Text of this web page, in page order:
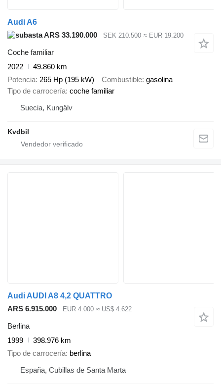
Audi A6
ARS 33.190.000
SEK 210.500 ≈ EUR 19.200
Coche familiar
2022
49.860 km
Potencia 265 Hp (195 kW) Combustible gasolina
Tipo de carrocería coche familiar
Suecia, Kungälv
Kvdbil
Audi AUDI A8 4,2 QUATTRO
ARS 6.915.000
EUR 4.000 ≈ US$ 4.622
Berlina
1999
398.976 km
Tipo de carrocería berlina
España, Cubillas de Santa Marta